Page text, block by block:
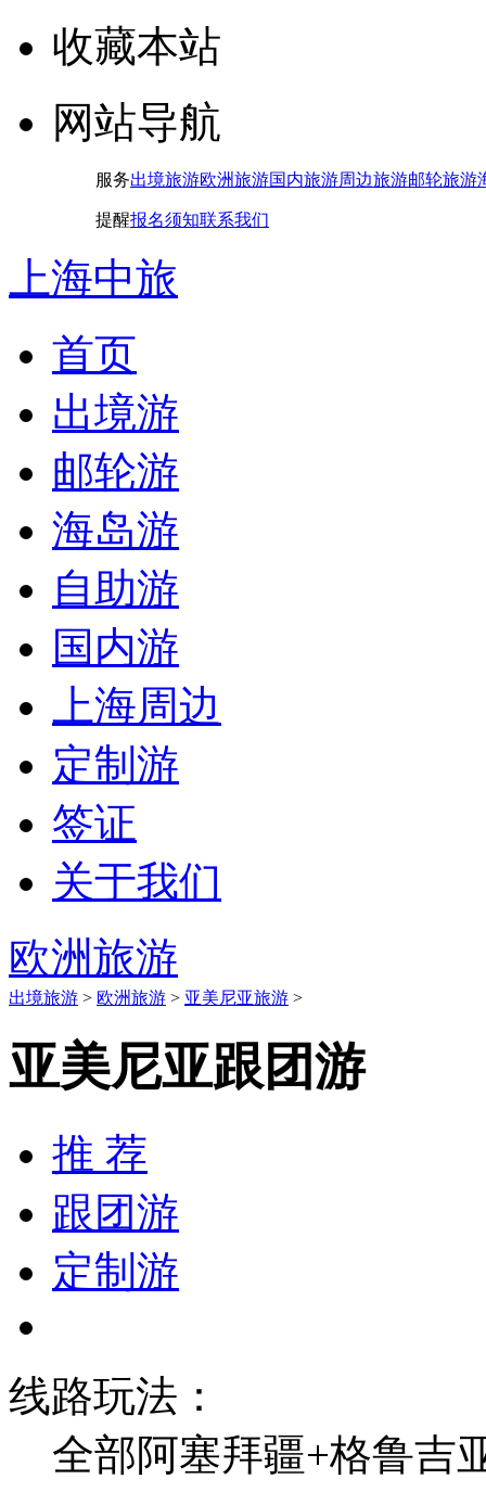
收藏本站
网站导航
服务出境旅游欧洲旅游国内旅游周边旅游邮轮旅游
提醒报名须知联系我们
上海中旅
首页
出境游
邮轮游
海岛游
自助游
国内游
上海周边
定制游
签证
关于我们
欧洲旅游
出境旅游 > 欧洲旅游 > 亚美尼亚旅游 >
亚美尼亚跟团游
推 荐
跟团游
定制游
线路玩法：
全部阿塞拜疆+格鲁吉